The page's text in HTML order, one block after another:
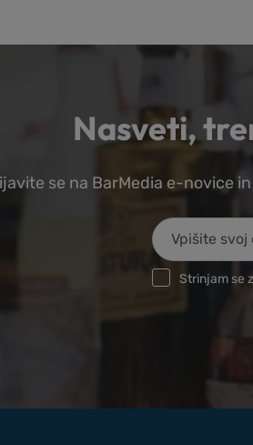
Nasveti,
se na BarMedia e-novice
Strinjam se